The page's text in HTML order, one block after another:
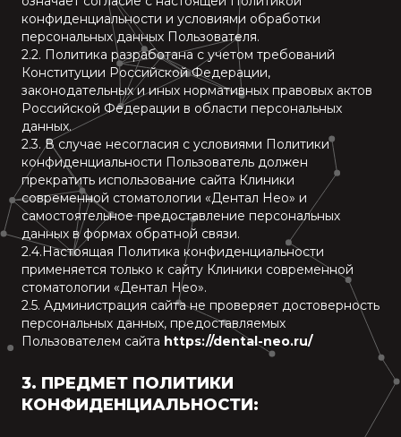
конфиденциальности и условиями обработки
персональных данных Пользователя.
2.2. Политика разработана с учетом требований
Конституции Российской Федерации,
законодательных и иных нормативных правовых актов
Российской Федерации в области персональных
данных.
2.3. В случае несогласия с условиями Политики
конфиденциальности Пользователь должен
прекратить использование сайта Клиники
современной стоматологии «Дентал Нео» и
самостоятельное предоставление персональных
данных в формах обратной связи.
2.4.Настоящая Политика конфиденциальности
применяется только к сайту Клиники современной
стоматологии «Дентал Нео».
2.5. Администрация сайта не проверяет достоверность
персональных данных, предоставляемых
Пользователем сайта https://dental-neo.ru/
3. ПРЕДМЕТ ПОЛИТИКИ
КОНФИДЕНЦИАЛЬНОСТИ: